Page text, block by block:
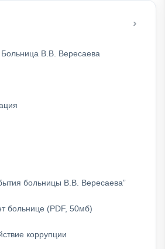
Больница В.В. Вересаева
больницы В.В. Вересаева”
больнице (PDF, 50мб)
коррупции